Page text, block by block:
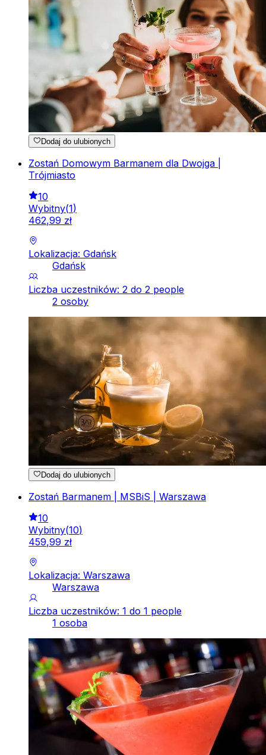
Dodaj do ulubionych
Zostań Domowym Barmanem dla Dwojga |
Trójmiasto
10
Wybitny(1)
462,99 zł
Lokalizacja: Gdańsk
Gdańsk
Liczba uczestników: 2 do 2 people
2 osoby
Dodaj do ulubionych
Zostań Barmanem | MSBiS | Warszawa
10
Wybitny(10)
459,99 zł
Lokalizacja: Warszawa
Warszawa
Liczba uczestników: 1 do 1 people
1 osoba